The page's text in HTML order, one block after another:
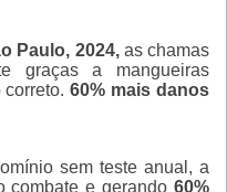
Paulo, 2024, as chamas
graças a mangueiras
correto.60% mais danos
sem teste anual, a
combate e gerando 60%